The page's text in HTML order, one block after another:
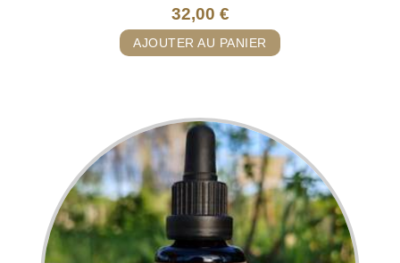
32,00 €
AJOUTER AU PANIER